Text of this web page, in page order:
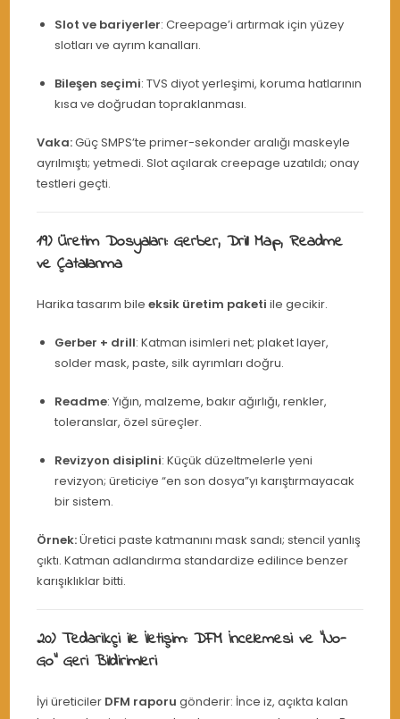
Slot ve bariyerler: Creepage’i artırmak için yüzey
slotları ve ayrım kanalları.
Bileşen seçimi: TVS diyot yerleşimi, koruma hatlarının
kısa ve doğrudan topraklanması.
Vaka:Güç SMPS’te primer-sekonder aralığı maskeyle
ayrılmıştı; yetmedi. Slot açılarak creepage uzatıldı; onay
testleri geçti.
19) Üretim Dosyaları: Gerber, Drill Map, Readme
ve Çatallanma
Harika tasarım bileeksik üretim paketi ile gecikir.
Gerber + drill: Katman isimleri net; plaket layer,
solder mask, paste, silk ayrımları doğru.
Readme: Yığın, malzeme, bakır ağırlığı, renkler,
toleranslar, özel süreçler.
Revizyon disiplini: Küçük düzeltmelerle yeni
revizyon; üreticiye “en son dosya”yı karıştırmayacak
bir sistem.
Örnek:Üretici paste katmanını mask sandı; stencil yanlış
çıktı. Katman adlandırma standardize edilince benzer
karışıklıklar bitti.
20) Tedarikçi ile İletişim: DFM İncelemesi ve “No-
Go” Geri Bildirimleri
İyi üreticiler DFM raporu gönderir: İnce iz, açıkta kalan